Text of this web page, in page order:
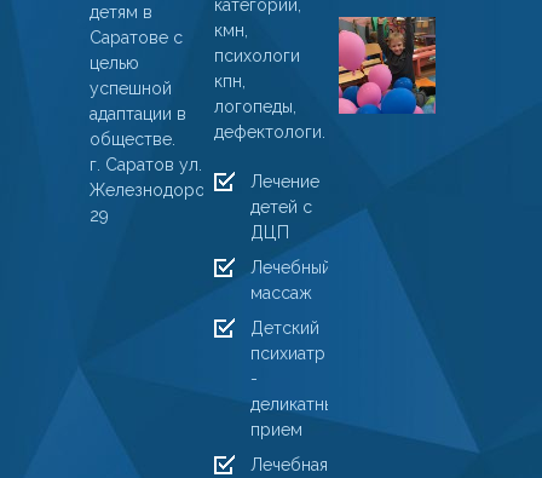
детям в
Саратове с
целью
успешной
адаптации в
обществе.
г. Саратов ул.
Железнодорожная,
29
категории,
кмн,
психологи
кпн,
логопеды,
дефектологи.
Лечение
детей с
ДЦП
Лечебный
массаж
Детский
психиатр
-
деликатный
прием
Лечебная